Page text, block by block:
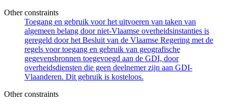
Other constraints
Toegang en gebruik voor het uitvoeren van taken van
algemeen belang door niet-Vlaamse overheidsinstanties is
geregeld door het Besluit van de Vlaamse Regering met de
regels voor toegang en gebruik van geografische
gegevensbronnen toegevoegd aan de GDI, door
overheidsdiensten die geen deelnemer zijn aan GDI-
Vlaanderen. Dit gebruik is kosteloos.
Other constraints